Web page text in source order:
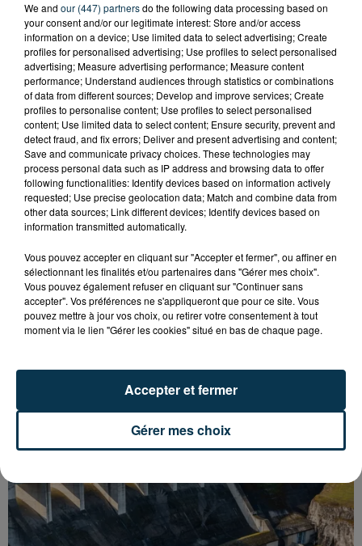
SAINT-ETIENNE : DÉPART DE FEU RUE ROGER
SALENGRO, LE SECTEUR À ÉVITER
ASSE : UN COMMUNIQUÉ COMMUN POUR
DEMANDER LE DÉPART DE PIERRE EKWAH
We and our (447) partnersdo the following data processing based on
your consent and/or our legitimate interest: Store and/or access
information on a device; Use limited data to select advertising; Create
profiles for personalised advertising; Use profiles to select personalised
advertising; Measure advertising performance; Measure content
performance; Understand audiences through statistics or combinations
of data from different sources; Develop and improve services; Create
profiles to personalise content; Use profiles to select personalised
content; Use limited data to select content; Ensure security, prevent and
detect fraud, and fix errors; Deliver and present advertising and content;
Save and communicate privacy choices. These technologies may
process personal data such as IP address and browsing data to offer
following functionalities: Identify devices based on information actively
requested; Use precise geolocation data; Match and combine data from
other data sources; Link different devices; Identify devices based on
information transmitted automatically.
Vous pouvez accepter en cliquant sur "Accepter et fermer", ou affiner en
sélectionnant les finalités et/ou partenaires dans "Gérer mes choix".
Vous pouvez également refuser en cliquant sur "Continuer sans
accepter". Vos préférences ne s'appliqueront que pour ce site. Vous
pouvez mettre à jour vos choix, ou retirer votre consentement à tout
moment via le lien "Gérer les cookies" situé en bas de chaque page.
Gérer mes choix
Accepter et fermer